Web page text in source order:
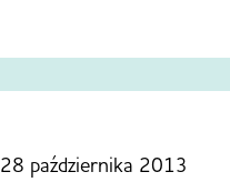
28 października 2013